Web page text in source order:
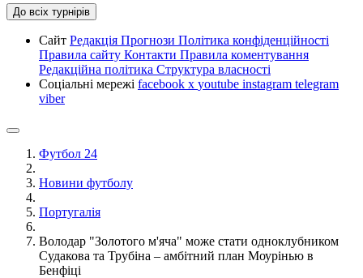
До всіх турнірів
Сайт Редакція Прогнози Політика конфіденційності
Правила сайту Контакти Правила коментування
Редакційна політика Структура власності
Соціальні мережі facebook x youtube instagram telegram
viber
Футбол 24
Новини футболу
Португалія
Володар "Золотого м'яча" може стати одноклубником
Судакова та Трубіна – амбітний план Моурінью в
Бенфіці